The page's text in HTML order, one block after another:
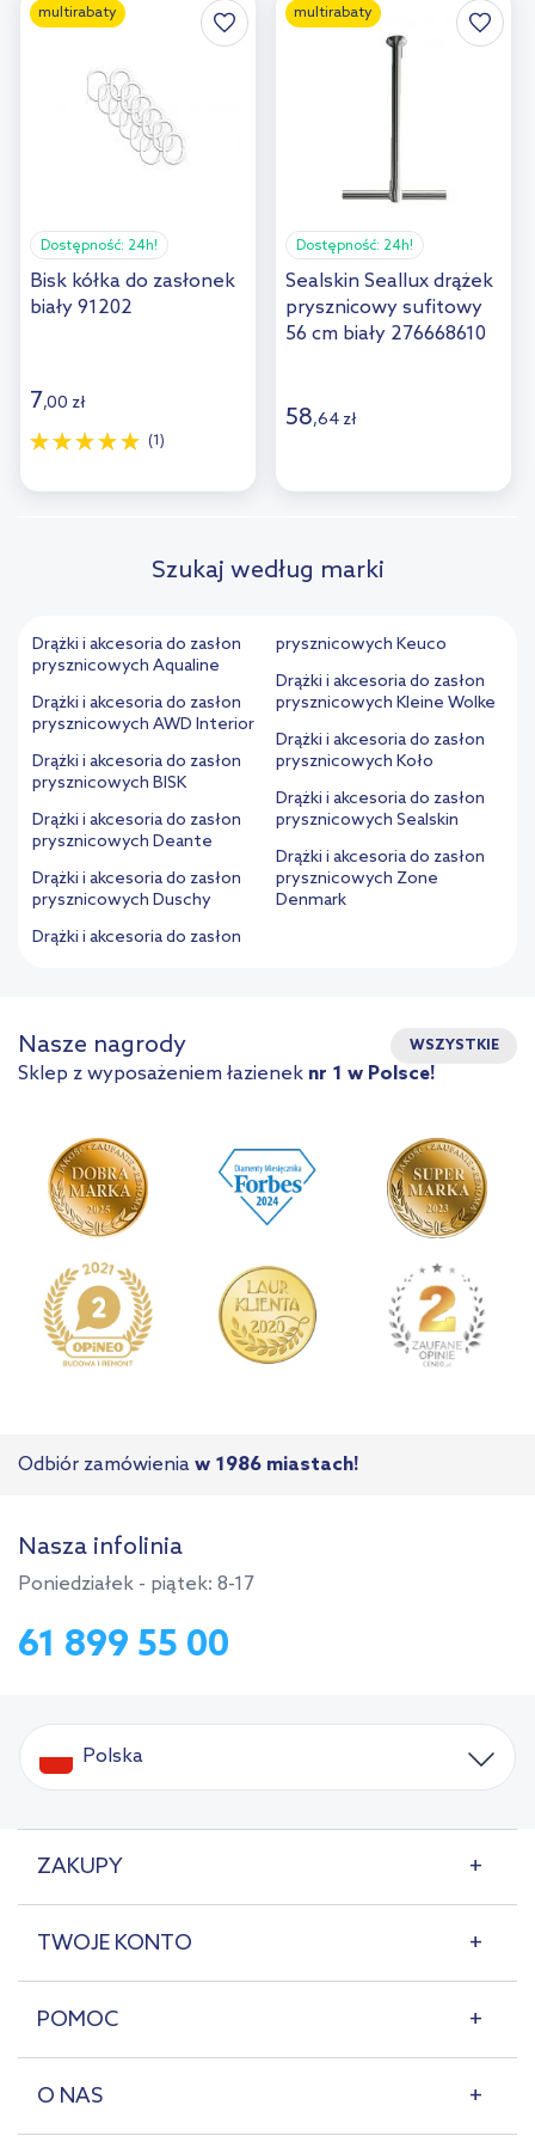
multirabaty
Dostępność: 24h!
Bisk kółka do zasłonek
biały 91202
7,00 zł
(1)
multirabaty
Dostępność: 24h!
Sealskin Seallux drążek
prysznicowy sufitowy
56 cm biały 276668610
58,64 zł
Szukaj według marki
Drążki i akcesoria do zasłon
prysznicowych Aqualine
Drążki i akcesoria do zasłon
prysznicowych AWD Interior
Drążki i akcesoria do zasłon
prysznicowych BISK
Drążki i akcesoria do zasłon
prysznicowych Deante
Drążki i akcesoria do zasłon
prysznicowych Duschy
Drążki i akcesoria do zasłon
prysznicowych Keuco
Drążki i akcesoria do zasłon
prysznicowych Kleine Wolke
Drążki i akcesoria do zasłon
prysznicowych Koło
Drążki i akcesoria do zasłon
prysznicowych Sealskin
Drążki i akcesoria do zasłon
prysznicowych Zone
Denmark
Nasze nagrody WSZYSTKIE
Sklep z wyposażeniem łazienek nr 1 w Polsce!
Odbiór zamówienia w 1986 miastach!
Nasza infolinia
Poniedziałek - piątek: 8-17
61 899 55 00
Polska
ZAKUPY
TWOJE KONTO
POMOC
O NAS